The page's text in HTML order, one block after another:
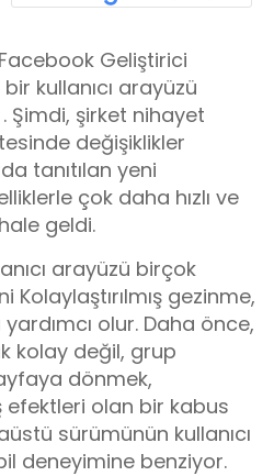
Geliştirici
kullanıcı arayüzü
Şimdi, şirket nihayet
değişiklikler
tanıtılan yeni
çok daha hızlı ve
geldi.
arayüzü birçok
Kolaylaştırılmış gezinme,
yardımcı olur. Daha önce,
kolay değil, grup
dönmek,
olan bir kabus
sürümünün kullanıcı
deneyimine benziyor.